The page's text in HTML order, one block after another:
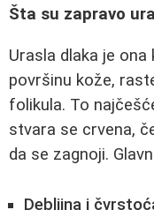
Šta su zapravo
Urasla dlaka je
površinu kože,
folikula. To
stvara se crvena,
da se zagnoji.
Debljina i